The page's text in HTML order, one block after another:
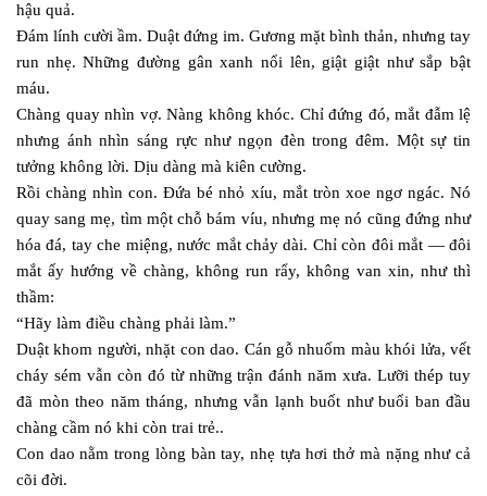
hậu quả.
Đám lính cười ầm. Duật đứng im. Gương mặt bình thản, nhưng tay
run nhẹ. Những đường gân xanh nổi lên, giật giật như sắp bật
máu.
Chàng quay nhìn vợ. Nàng không khóc. Chỉ đứng đó, mắt đẫm lệ
nhưng ánh nhìn sáng rực như ngọn đèn trong đêm. Một sự tin
tưởng không lời. Dịu dàng mà kiên cường.
Rồi chàng nhìn con. Đứa bé nhỏ xíu, mắt tròn xoe ngơ ngác. Nó
quay sang mẹ, tìm một chỗ bám víu, nhưng mẹ nó cũng đứng như
hóa đá, tay che miệng, nước mắt chảy dài. Chỉ còn đôi mắt — đôi
mắt ấy hướng về chàng, không run rẩy, không van xin, như thì
thầm:
“Hãy làm điều chàng phải làm.”
Duật khom người, nhặt con dao. Cán gỗ nhuốm màu khói lửa, vết
cháy sém vẫn còn đó từ những trận đánh năm xưa. Lưỡi thép tuy
đã mòn theo năm tháng, nhưng vẫn lạnh buốt như buổi ban đầu
chàng cầm nó khi còn trai trẻ..
Con dao nằm trong lòng bàn tay, nhẹ tựa hơi thở mà nặng như cả
cõi đời.